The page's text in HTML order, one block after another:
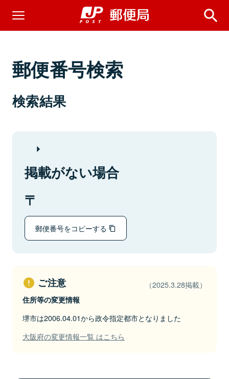
郵便番号検索
検索結果
掲載がない場合
郵便番号をコピーする
ご注意 （2025.3.28掲載）
住所等の変更情報
堺市は2006.04.01から政令指定都市となりました
大阪府の変更情報一覧 はこちら